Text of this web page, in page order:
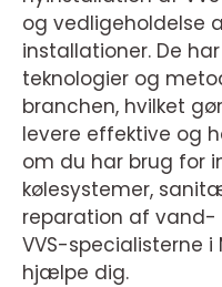
og vedligeholdelse
installationer. De
teknologier og
branchen, hvilket
levere effektive og
om du har brug for
kølesystemer,
reparation af vand-
VVS-specialisterne
hjælpe dig.